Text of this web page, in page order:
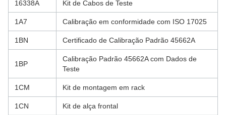
16338A Kit de Cabos de Teste
1A7 Calibração em conformidade com ISO 17025
1BN Certificado de Calibração Padrão 45662A
1BP
Calibração Padrão 45662A com Dados de
Teste
1CM Kit de montagem em rack
1CN Kit de alça frontal